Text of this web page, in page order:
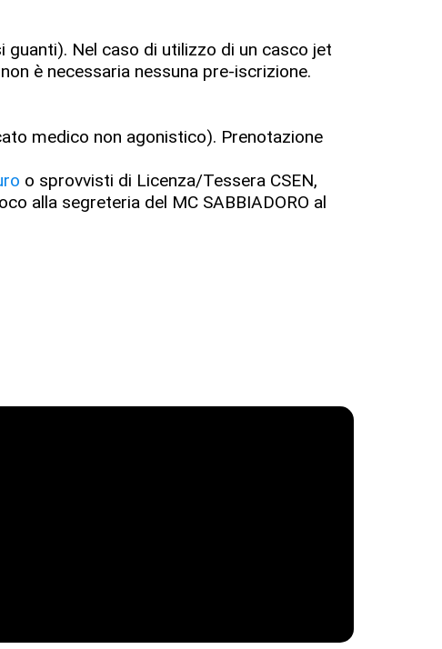
Nel caso di utilizzo di un casco jet
è necessaria nessuna pre-iscrizione.
medico non agonistico). Prenotazione
o sprovvisti di Licenza/Tessera CSEN,
alla segreteria del MC SABBIADORO al